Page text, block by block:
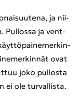
ja nii­
Pul­los­sa ja vent­
ovat
joko pul­los­ta
ei ole tur­val­lis­ta.